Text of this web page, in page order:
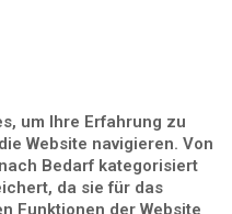
um Ihre Erfahrung zu
Website navigieren. Von
Bedarf kategorisiert
da sie für das
Funktionen der Website